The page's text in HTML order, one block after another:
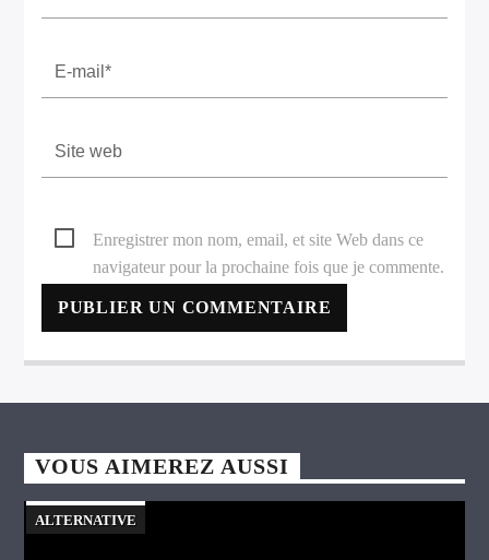
Enregistrer mon nom, email, et site Web dans ce
navigateur pour la prochaine fois que je commente.
VOUS AIMEREZ AUSSI
ALTERNATIVE